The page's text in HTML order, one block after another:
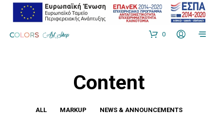
0
Content
ALL MARKUP NEWS & ANNOUNCEMENTS